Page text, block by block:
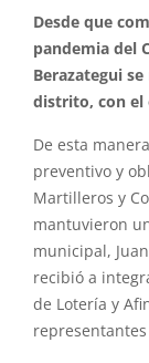
Desde que
pandemia del
Berazategui
distrito, con el
De esta
preventivo y
Martilleros y
mantuvieron
municipal,
recibió a
de Lotería y
representantes